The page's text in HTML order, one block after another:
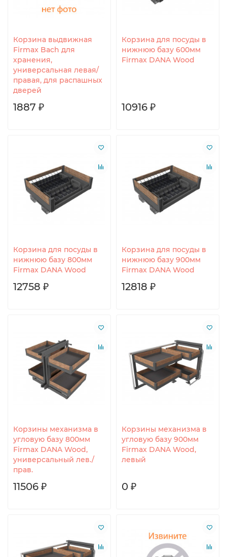
Корзина выдвижная
Firmax Bach для
хранения,
универсальная левая/
правая, для распашных
дверей
1887 ₽
Корзина для посуды в
нижнюю базу 600мм
Firmax DANA Wood
10916 ₽
Корзина для посуды в
нижнюю базу 800мм
Firmax DANA Wood
12758 ₽
Корзина для посуды в
нижнюю базу 900мм
Firmax DANA Wood
12818 ₽
Корзины механизма в
угловую базу 800мм
Firmax DANA Wood,
универсальный лев./
прав.
11506 ₽
Корзины механизма в
угловую базу 900мм
Firmax DANA Wood,
левый
0 ₽